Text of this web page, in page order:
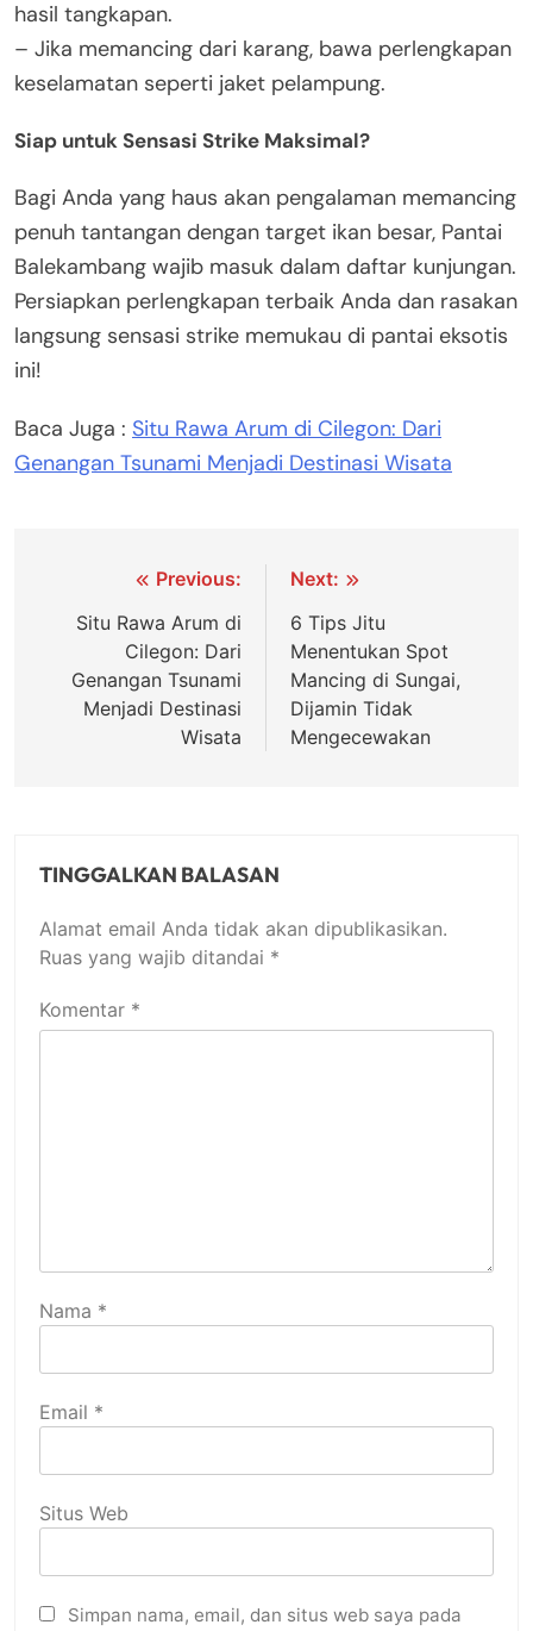
hasil tangkapan.
– Jika memancing dari karang, bawa perlengkapan
keselamatan seperti jaket pelampung.
Siap untuk Sensasi Strike Maksimal?
Bagi Anda yang haus akan pengalaman memancing
penuh tantangan dengan target ikan besar, Pantai
Balekambang wajib masuk dalam daftar kunjungan.
Persiapkan perlengkapan terbaik Anda dan rasakan
langsung sensasi strike memukau di pantai eksotis
ini!
Baca Juga : Situ Rawa Arum di Cilegon: Dari
Genangan Tsunami Menjadi Destinasi Wisata
Navigasi
pos
Previous:
Situ Rawa Arum di
Cilegon: Dari
Genangan Tsunami
Menjadi Destinasi
Wisata
Next:
6 Tips Jitu
Menentukan Spot
Mancing di Sungai,
Dijamin Tidak
Mengecewakan
TINGGALKAN BALASAN
Alamat email Anda tidak akan dipublikasikan.
Ruas yang wajib ditandai *
Komentar *
Nama *
Email *
Situs Web
Simpan nama, email, dan situs web saya pada